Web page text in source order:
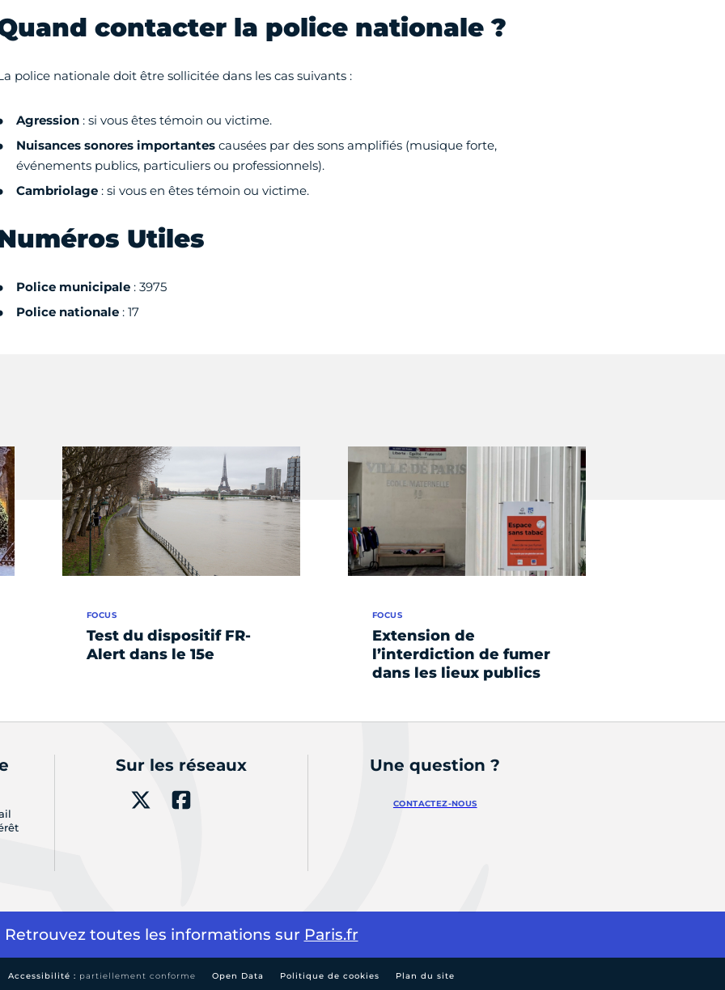
contacter la police nationale ?
police nationale doit être sollicitée dans les cas suivants :
Agression : si vous êtes témoin ou victime.
Nuisances sonores importantescausées par des sons amplifiés (musique forte,
événements publics, particuliers ou professionnels).
Cambriolage: si vous en êtes témoin ou victime.
Utiles
Police municipale : 3975
Police nationale : 17
Test du dispositif FR-
Alert dans le 15e
FOCUS
Extension de
l’interdiction de fumer
dans les lieux publics
FOCUS
Sur les réseaux Une question ?
CONTACTEZ-NOUS
Retrouvez toutes les informations sur Paris.fr
Accessibilité : partiellement conforme Open Data Politique de cookies Plan du site